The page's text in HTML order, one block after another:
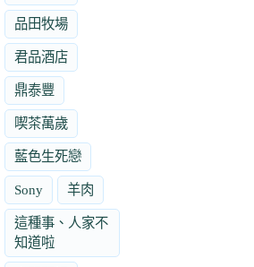
品田牧場
君品酒店
鼎泰豐
喫茶萬歲
藍色生死戀
Sony 羊肉
這種事、人家不
知道啦